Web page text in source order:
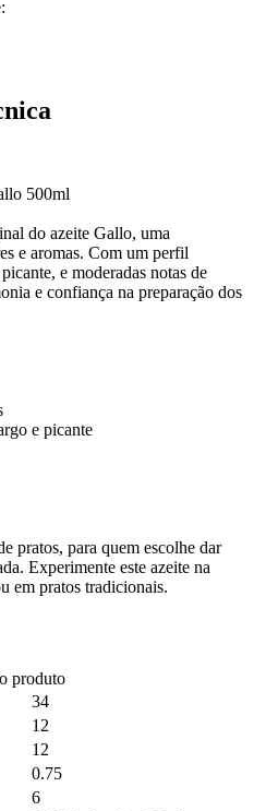
500ml
do azeite Gallo, uma
e aromas. Com um perfil
e moderadas notas de
e confiança na preparação dos
e picante
pratos, para quem escolhe dar
Experimente este azeite na
em pratos tradicionais.
produto
34
12
12
0.75
6